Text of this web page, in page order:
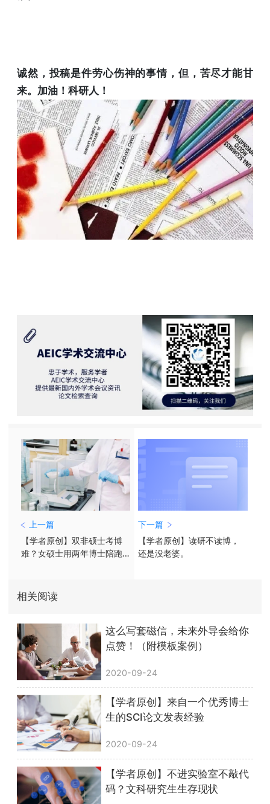
诚然，投稿是件劳心伤神的事情，但，苦尽才能甘
来。加油！科研人！
上一篇
【学者原创】双非硕士考博
难？女硕士用两年博士陪跑
下一篇
【学者原创】读研不读博，
还是没老婆。
相关阅读
这么写套磁信，未来外导会给你
点赞！（附模板案例）
2020-09-24
【学者原创】来自一个优秀博士
生的SCI论文发表经验
2020-09-24
【学者原创】不进实验室不敲代
码？文科研究生生存现状